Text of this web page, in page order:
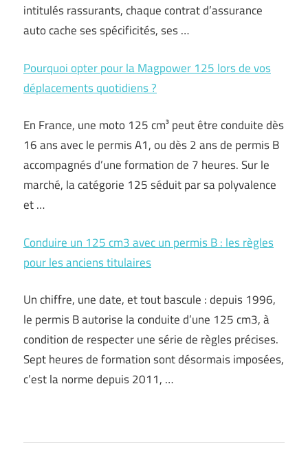
intitulés rassurants, chaque contrat d’assurance
auto cache ses spécificités, ses …
Pourquoi opter pour la Magpower 125 lors de vos
déplacements quotidiens ?
En France, une moto 125 cm³ peut être conduite dès
16 ans avec le permis A1, ou dès 2 ans de permis B
accompagnés d’une formation de 7 heures. Sur le
marché, la catégorie 125 séduit par sa polyvalence
et …
Conduire un 125 cm3 avec un permis B : les règles
pour les anciens titulaires
Un chiffre, une date, et tout bascule : depuis 1996,
le permis B autorise la conduite d’une 125 cm3, à
condition de respecter une série de règles précises.
Sept heures de formation sont désormais imposées,
c’est la norme depuis 2011, …